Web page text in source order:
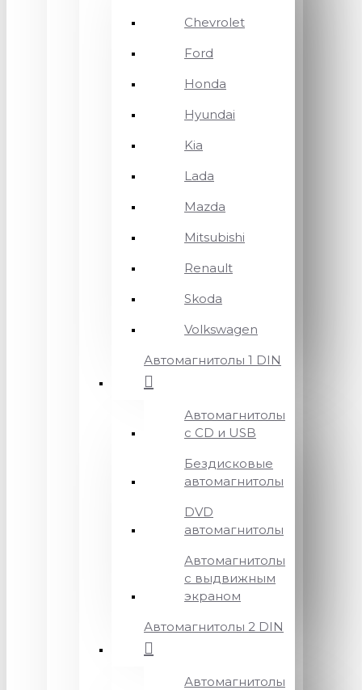
Chevrolet
Ford
Honda
Hyundai
Kia
Lada
Mazda
Mitsubishi
Renault
Skoda
Volkswagen
Автомагнитолы 1 DIN
Автомагнитолы
с CD и USB
Бездисковые
автомагнитолы
DVD
автомагнитолы
Автомагнитолы
с выдвижным
экраном
Автомагнитолы 2 DIN
Автомагнитолы